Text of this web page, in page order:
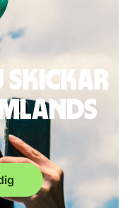
skickar